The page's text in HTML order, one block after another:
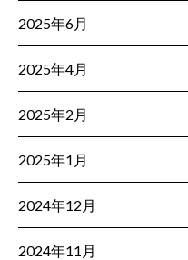
2025年6月
2025年4月
2025年2月
2025年1月
2024年12月
2024年11月